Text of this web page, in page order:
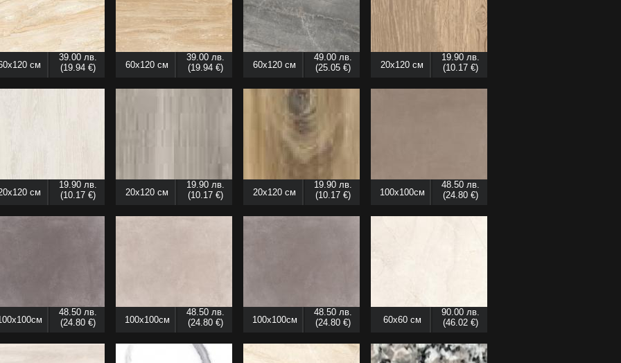
см
39.00 лв.
(19.94 €)
60x120 см
39.00 лв.
(19.94 €)
60x120 см
49.00 лв.
(25.05 €)
20x120 см
19.90 лв.
(10.17 €)
см
19.90 лв.
(10.17 €)
20x120 см
19.90 лв.
(10.17 €)
20x120 см
19.90 лв.
(10.17 €)
100x100см
48.50 лв.
(24.80 €)
48.50 лв.
(24.80 €)
100x100см
48.50 лв.
(24.80 €)
100x100см
48.50 лв.
(24.80 €)
60x60 см
90.00 лв.
(46.02 €)